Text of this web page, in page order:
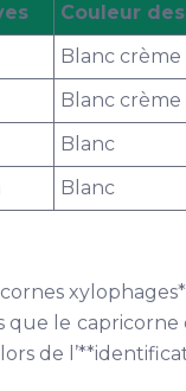
Couleur
Blanc crème
Blanc crème
Blanc
Blanc
le
de